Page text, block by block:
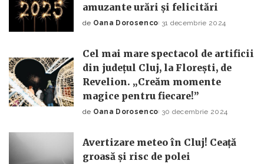
amuzante urări și felicitări
Posted
de Oana Dorosenco 31 decembrie 2024
Cel mai mare spectacol de artificii
din județul Cluj, la Florești, de
Revelion. „Creăm momente
magice pentru fiecare!”
Posted
de Oana Dorosenco 30 decembrie 2024
Avertizare meteo în Cluj! Ceață
groasă și risc de polei